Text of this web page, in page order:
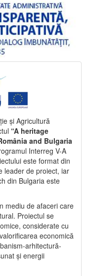
și Agricultură
“A heritage
and Bulgaria
Interreg V-A
este format din
leader de proiect, iar
din Bulgaria este
mediu de afaceri care
Proiectul se
considerate cu
economică
arhitectură-
și energii